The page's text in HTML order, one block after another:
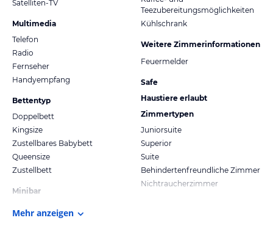
Satelliten-TV
Multimedia
Telefon
Radio
Fernseher
Handyempfang
Bettentyp
Doppelbett
Kingsize
Zustellbares Babybett
Queensize
Zustellbett
Minibar
Teezubereitungsmöglichkeiten
Kühlschrank
Weitere Zimmerinformationen
Feuermelder
Safe
Haustiere erlaubt
Zimmertypen
Juniorsuite
Superior
Suite
Behindertenfreundliche Zimmer
Nichtraucherzimmer
Mehr anzeigen